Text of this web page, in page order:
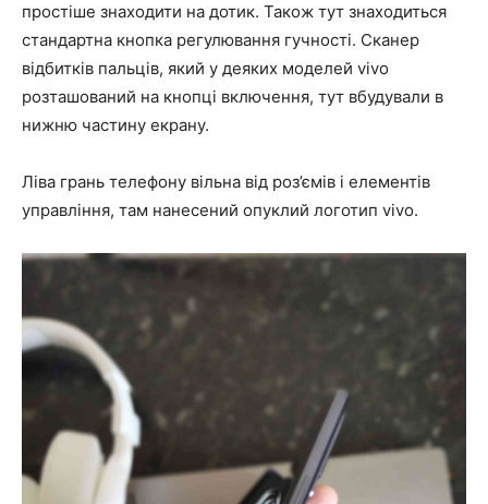
простіше знаходити на дотик. Також тут знаходиться
стандартна кнопка регулювання гучності. Сканер
відбитків пальців, який у деяких моделей vivo
розташований на кнопці включення, тут вбудували в
нижню частину екрану.
Ліва грань телефону вільна від роз’ємів і елементів
управління, там нанесений опуклий логотип vivo.